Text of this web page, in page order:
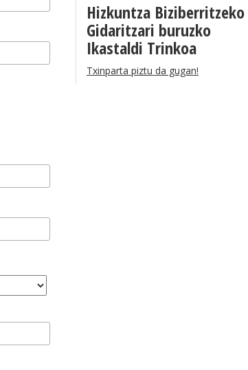
Hizkuntza Biziberritzeko
Gidaritzari buruzko
Ikastaldi Trinkoa
Txinparta piztu da gugan!